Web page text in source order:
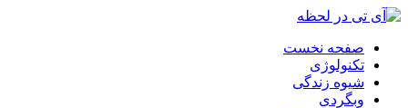
صفحه نخست
تکنولوژی
شیوه زندگی
وبگردی